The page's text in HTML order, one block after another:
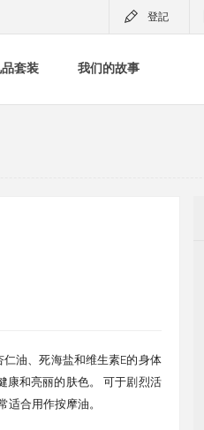
登記
套装 我们的故事
油、死海盐和维生素E的身体
康和亮丽的肤色。 可于剧烈活
合用作按摩油。